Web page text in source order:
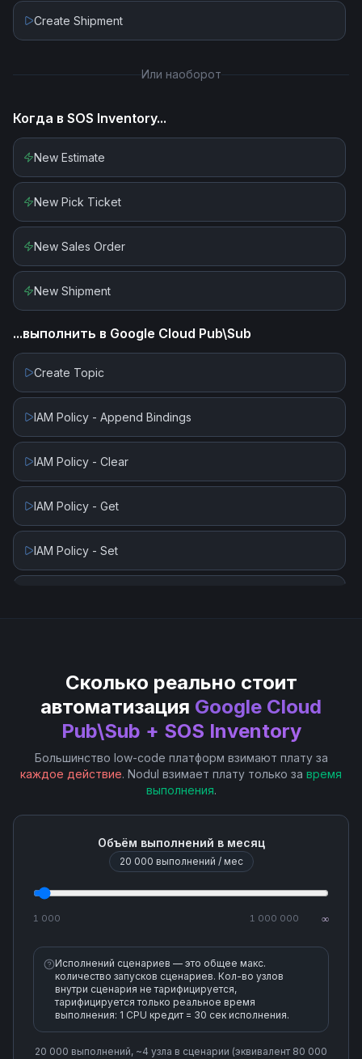
Create Shipment
Или наоборот
Когда в SOS Inventory...
New Estimate
New Pick Ticket
New Sales Order
New Shipment
...выполнить в Google Cloud Pub\Sub
Create Topic
IAM Policy - Append Bindings
IAM Policy - Clear
IAM Policy - Get
IAM Policy - Set
Schema Commit (Create Revision)
Schema Create
Schema Delete
Schema Delete Revision
Schema List Revisions
Schema Rollback Revision
Сколько реально стоит
автоматизация Google Cloud
Pub\Sub + SOS Inventory
Большинство low-code платформ взимают плату за
каждое действие. Nodul взимает плату только за время
выполнения.
Объём выполнений в месяц
20 000 выполнений / мес
1 000 1 000 000 ∞
Исполнений сценариев — это общее макс.
количество запусков сценариев. Кол-во узлов
внутри сценария не тарифицируется,
тарифицируется только реальное время
выполнения: 1 CPU кредит = 30 сек исполнения.
20 000 выполнений, ~4 узла в сценарии (эквивалент 80 000